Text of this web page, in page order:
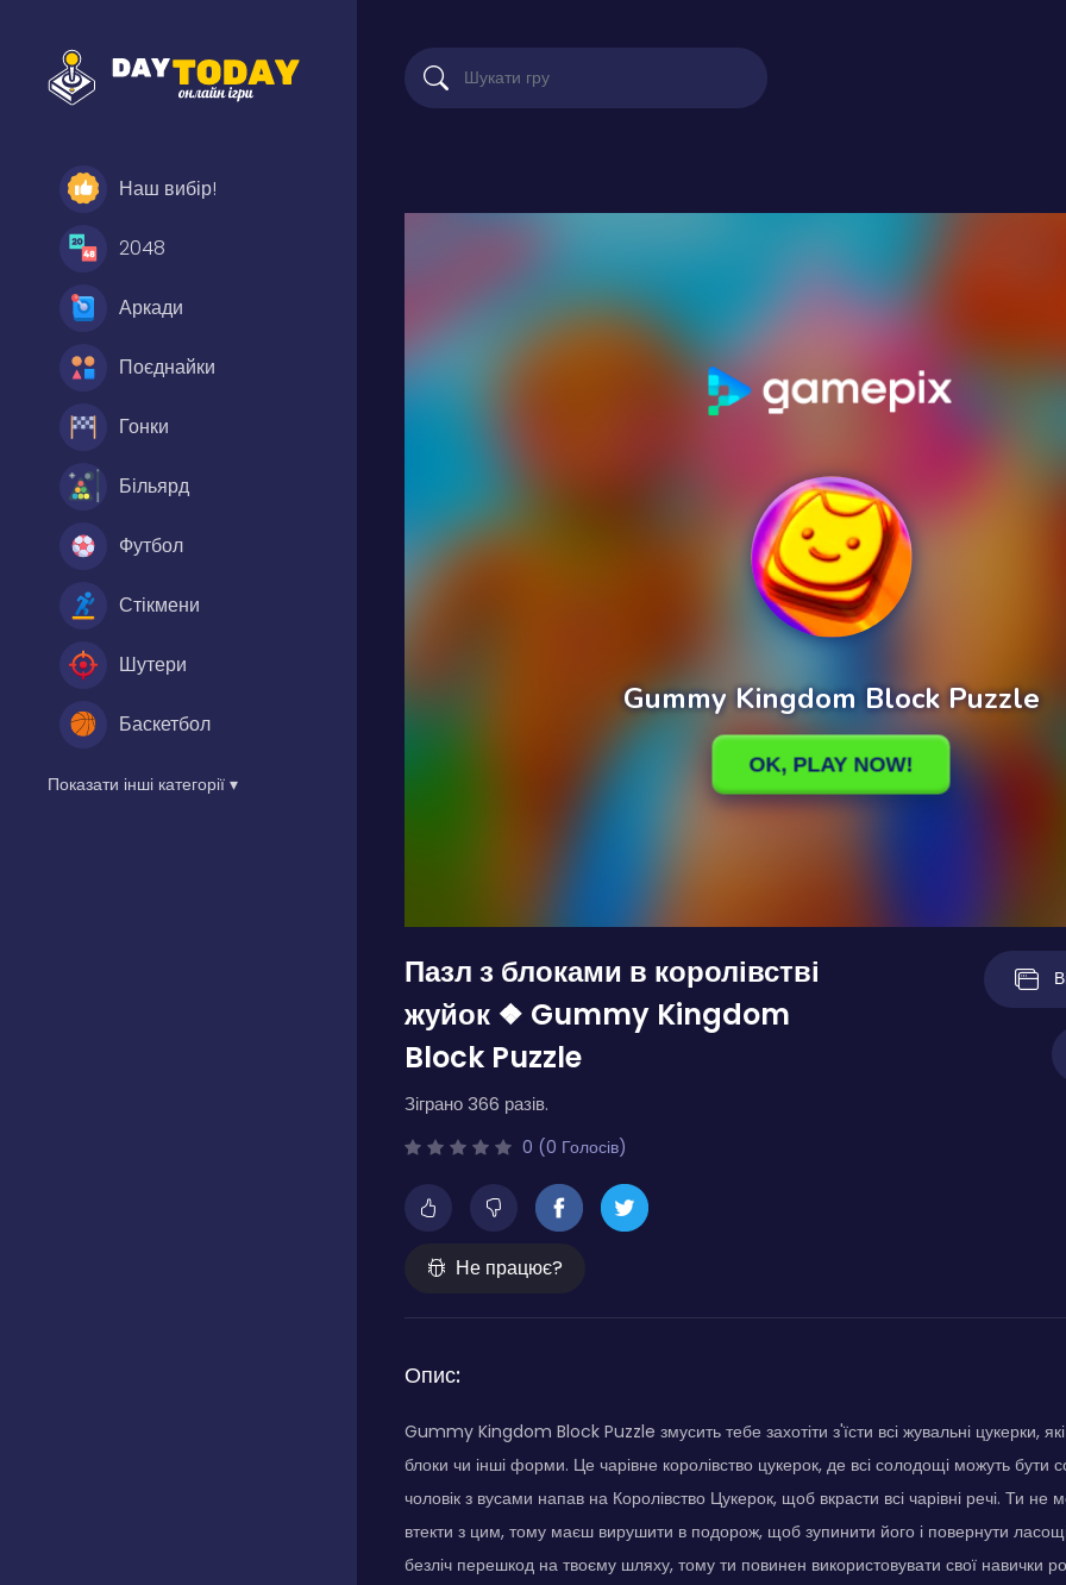
Наш вибір!
2048
Аркади
Поєднайки
Гонки
Більярд
Футбол
Стікмени
Шутери
Баскетбол
Показати інші категорії ▾
Пазл з блоками в королівстві
жуйок ❖ Gummy Kingdom
Block Puzzle
Зіграно 366 разів.
0 (0 Голосів)
Не працює?
Опис:
Gummy Kingdom Block Puzzle змусить тебе захотіти з'їсти всі жувальні цукерки,
блоки чи інші форми. Це чарівне королівство цукерок, де всі солодощі можуть бути
чоловік з вусами напав на Королівство Цукерок, щоб вкрасти всі чарівні речі. Ти
втекти з цим, тому маєш вирушити в подорож, щоб зупинити його і повернути
безліч перешкод на твоєму шляху, тому ти повинен використовувати свої навички